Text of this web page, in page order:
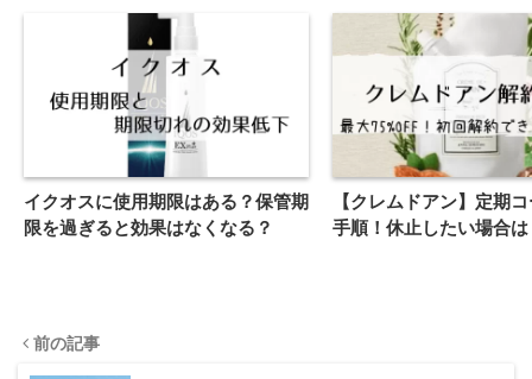
イクオスに使用期限はある？保管期
限を過ぎると効果はなくなる？
【クレムドアン】定期
手順！休止したい場合は
前の記事